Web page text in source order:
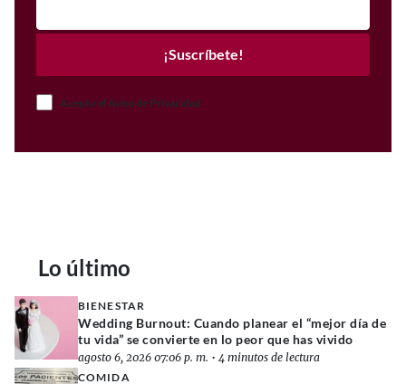
¡Suscríbete!
Acepto el Aviso de Privacidad
Lo último
BIENESTAR
Wedding Burnout: Cuando planear el “mejor día de
tu vida” se convierte en lo peor que has vivido
agosto 6, 2026 07:06 p. m. • 4 minutos de lectura
COMIDA